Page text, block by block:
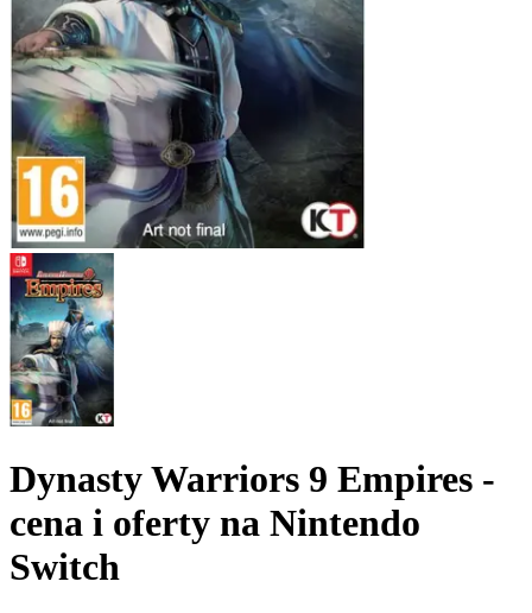
Dynasty Warriors 9 Empires -
cena i oferty na Nintendo
Switch